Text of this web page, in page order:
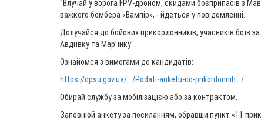
"Влучай у ворога FPV-дроном, скидами боєприпасів з
важкого бомбера «Вампір», - йдеться у повідомленні.
Долучайся до бойових прикордонників, учасників боїв
Авдіївку та Марʼїнку".
Ознайомся з вимогами до кандидатів:
https://dpsu.gov.ua/.../Podati-anketu-do-prikordonnih.../
Обирай службу за мобілізацією або за контрактом.
Заповнюй анкету за посиланням, обравши пункт «11